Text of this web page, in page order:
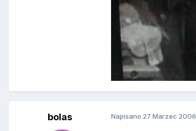
bolas Napisano 27 Marzec 2006